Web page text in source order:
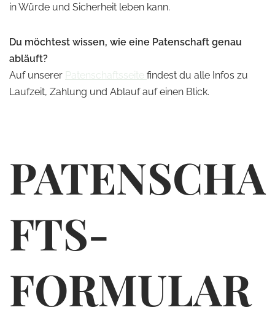
in Würde und Sicherheit leben kann.
Du möchtest wissen, wie eine Patenschaft genau
abläuft?
Auf unserer Patenschaftsseite findest du alle Infos zu
Laufzeit, Zahlung und Ablauf auf einen Blick.
PATENSCHA
FTS-
FORMULAR